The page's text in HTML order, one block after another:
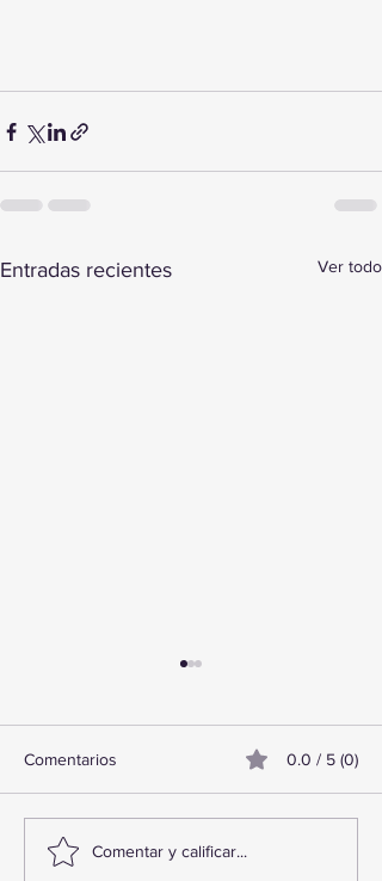
Entradas recientes Ver todo
TourTravelynByFraveo
Comentarios 0.0 / 5 (0)
Comentar y calificar...